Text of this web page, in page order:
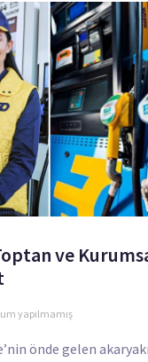
ve
yapılmamış
önde gelen